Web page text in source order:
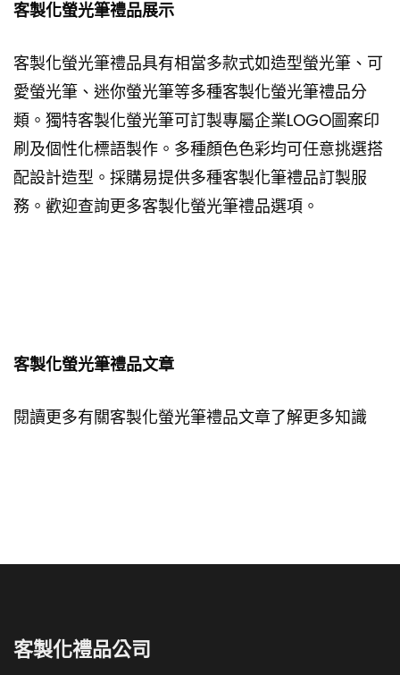
客製化螢光筆禮品展示
客製化螢光筆禮品具有相當多款式如造型螢光筆、可
愛螢光筆、迷你螢光筆等多種客製化螢光筆禮品分
類。獨特客製化螢光筆可訂製專屬企業LOGO圖案印
刷及個性化標語製作。多種顏色色彩均可任意挑選搭
配設計造型。採購易提供多種客製化筆禮品訂製服
務。歡迎查詢更多客製化螢光筆禮品選項。
客製化螢光筆禮品文章
閱讀更多有關客製化螢光筆禮品文章了解更多知識
客製化禮品公司